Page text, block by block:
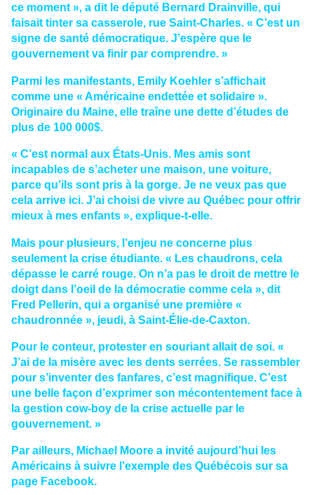
ce moment », a dit le député Bernard Drainville, qui
faisait tinter sa casserole, rue Saint-Charles. « C’est un
signe de santé démocratique. J’espère que le
gouvernement va finir par comprendre. »
Parmi les manifestants, Emily Koehler s’affichait
comme une « Américaine endettée et solidaire ».
Originaire du Maine, elle traîne une dette d’études de
plus de 100 000$.
« C’est normal aux États-Unis. Mes amis sont
incapables de s’acheter une maison, une voiture,
parce qu’ils sont pris à la gorge. Je ne veux pas que
cela arrive ici. J’ai choisi de vivre au Québec pour offrir
mieux à mes enfants », explique-t-elle.
Mais pour plusieurs, l’enjeu ne concerne plus
seulement la crise étudiante. « Les chaudrons, cela
dépasse le carré rouge. On n’a pas le droit de mettre le
doigt dans l’oeil de la démocratie comme cela », dit
Fred Pellerin, qui a organisé une première «
chaudronnée », jeudi, à Saint-Élie-de-Caxton.
Pour le conteur, protester en souriant allait de soi. «
J’ai de la misère avec les dents serrées. Se rassembler
pour s’inventer des fanfares, c’est magnifique. C’est
une belle façon d’exprimer son mécontentement face à
la gestion cow-boy de la crise actuelle par le
gouvernement. »
Par ailleurs, Michael Moore a invité aujourd’hui les
Américains à suivre l’exemple des Québécois sur sa
page Facebook.